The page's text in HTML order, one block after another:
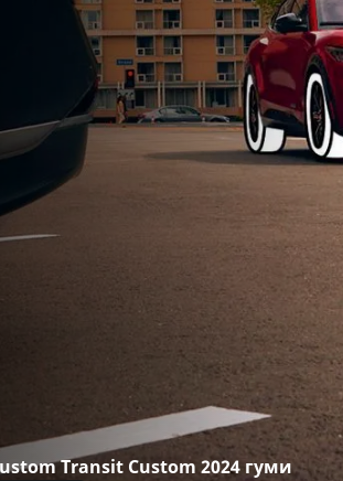
Transit Custom 2024 гуми